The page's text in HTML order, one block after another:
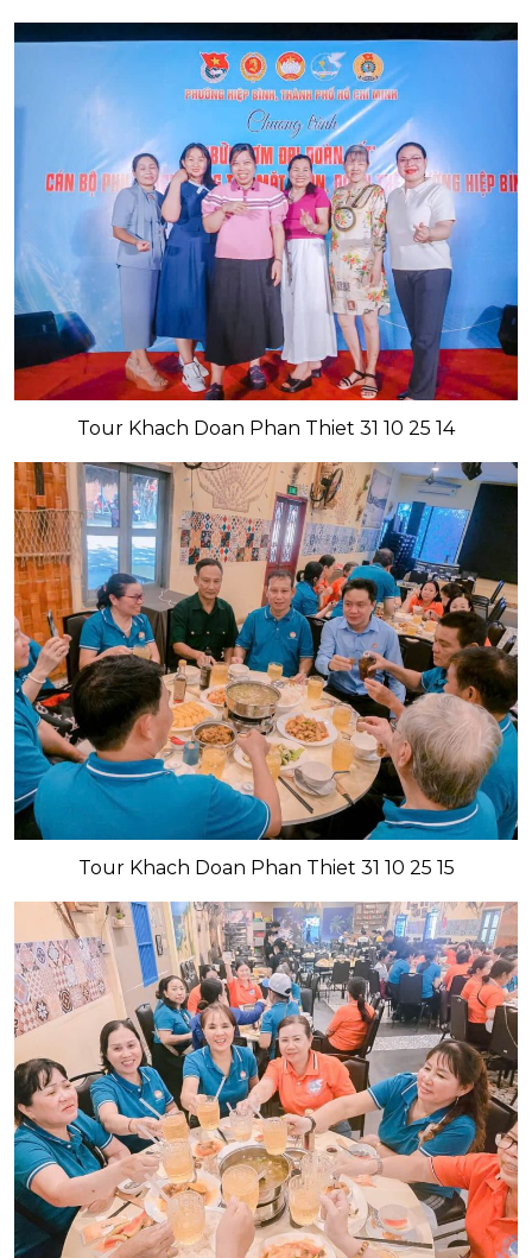
Tour Khach Doan Phan Thiet 31 10 25 14
Tour Khach Doan Phan Thiet 31 10 25 15